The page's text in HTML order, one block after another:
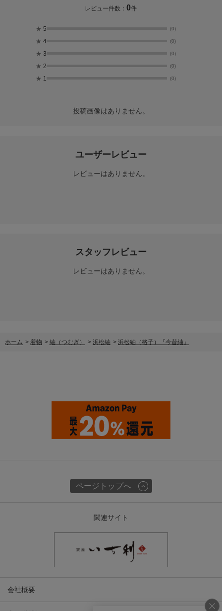
レビュー件数：0件
★ 5 (0)
★ 4 (0)
★ 3 (0)
★ 2 (0)
★ 1 (0)
投稿画像はありません。
ユーザーレビュー
レビューはありません。
スタッフレビュー
レビューはありません。
ホーム > 着物 > 紬（つむぎ） > 浜松紬 > 浜松紬（格子）『今昔紬』
ページトップへ
関連サイト
会社概要